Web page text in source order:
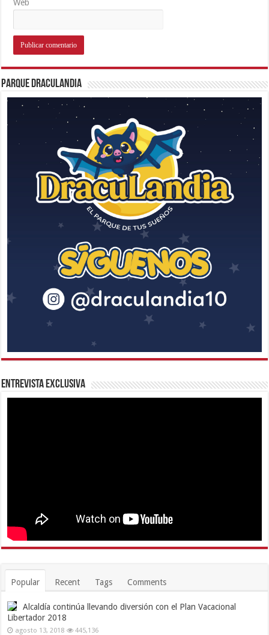
Web
Parque Draculandia
Entrevista Exclusiva
Popular Recent Tags Comments
Alcaldía continúa llevando diversión con el Plan Vacacional
Libertador 2018
agosto 13, 2018 445,136